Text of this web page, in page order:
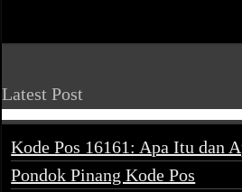
Latest Post
Kode Pos 16161: Apa Itu dan
Pondok Pinang Kode Pos